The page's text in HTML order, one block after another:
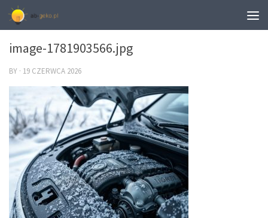
0
image-1781903566.jpg
BY · 19 CZERWCA 2026